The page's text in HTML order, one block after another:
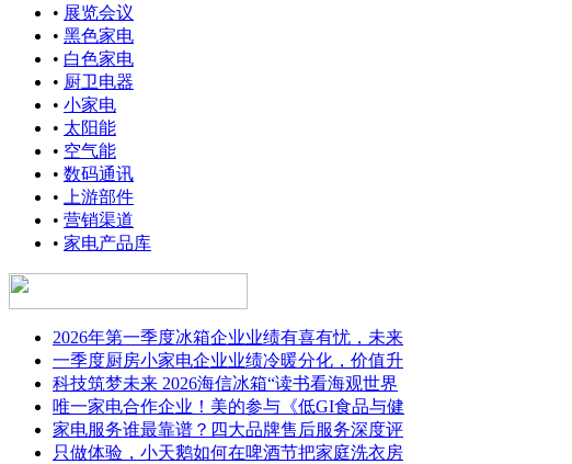
• 展览会议
• 黑色家电
• 白色家电
• 厨卫电器
• 小家电
• 太阳能
• 空气能
• 数码通讯
•
上游部件
• 营销渠道
• 家电产品库
2026年第一季度冰箱企业业绩有喜有忧，未来
一季度厨房小家电企业业绩冷暖分化，价值升
科技筑梦未来 2026海信冰箱“读书看海观世界
唯一家电合作企业！美的参与《低GI食品与健
家电服务谁最靠谱？四大品牌售后服务深度评
只做体验，小天鹅如何在啤酒节把家庭洗衣房